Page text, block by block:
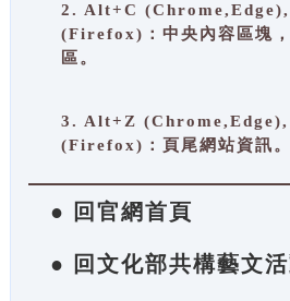
2. Alt+C
(Firefox)：中央內容區塊
區。
3. Alt+Z
(Firefox)：頁尾網站資訊。
● 回官網首頁
● 回文化部共構藝文